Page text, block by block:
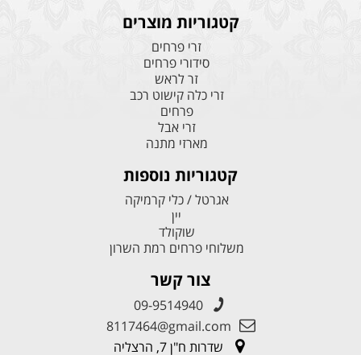
קטגוריות מוצרים
זרי פרחים
סידורי פרחים
זר לראש
זרי כלה קישוט רכב
פרחים
זרי אבל
מארזי מתנה
קטגוריות נוספות
אגרטל / כלי קרמיקה
יין
שוקולד
משלוחי פרחים רמת השרון
צור קשר
09-9514940
8117464@gmail.com
שדרות ח"ן 7, הרצליה